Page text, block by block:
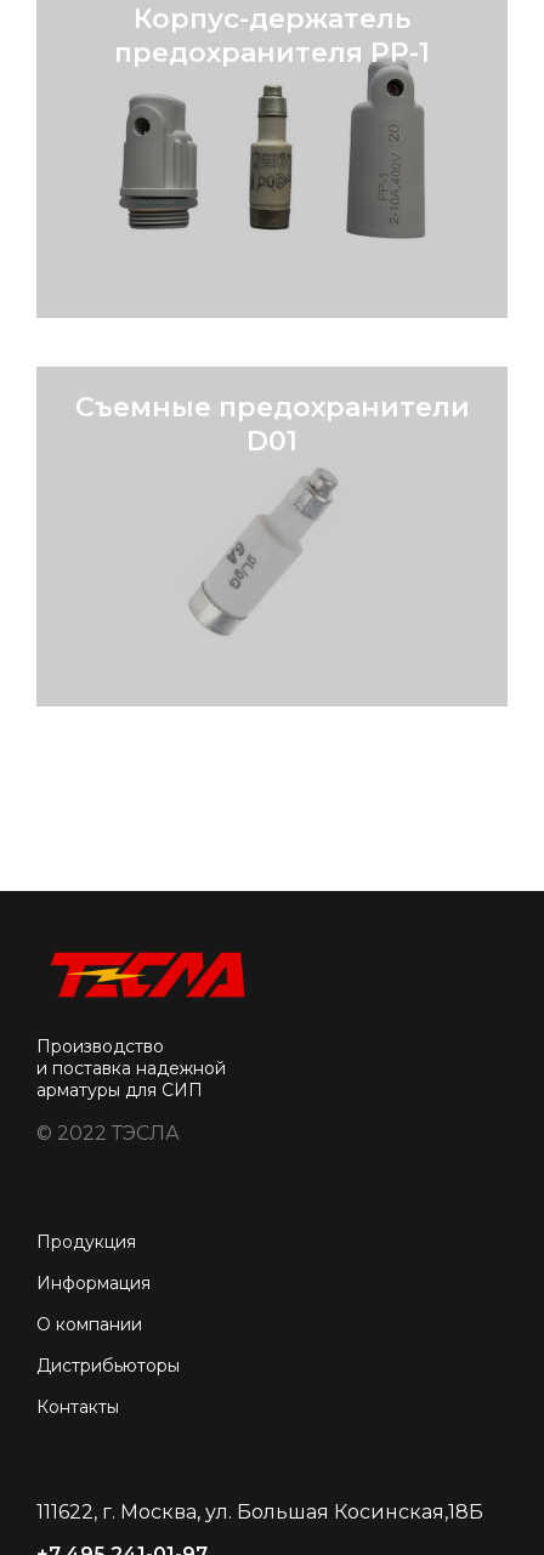
Корпус-держатель
предохранителя PP-1
Корпус-держатель
предохранителя PP-1
PP-1
ОПИСАНИЕ
Съемные предохранители
D01
Съемные предохранители D01
D01 2A, D01 4A, D01 6A, D01 10A, D01
ОПИСАНИЕ
Производство
и поставка надежной
арматуры для СИП
© 2022 ТЭСЛА
Продукция
Информация
О компании
Дистрибьюторы
Контакты
111622, г. Москва, ул. Большая Косинская,18Б